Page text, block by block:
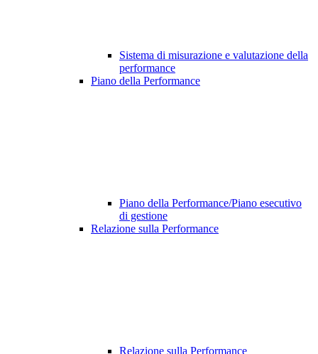
Sistema di misurazione e valutazione della
performance
Piano della Performance
Piano della Performance/Piano esecutivo
di gestione
Relazione sulla Performance
Relazione sulla Performance